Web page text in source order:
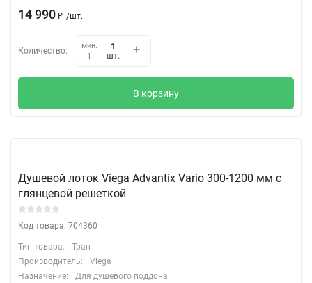
14 990 ₽ /шт.
Количество:
мин.
1
шт.
В корзину
Душевой лоток Viega Advantix Vario 300-1200 мм с
глянцевой решеткой
Код товара: 704360
Тип товара:
Трап
Производитель:
Viega
Назначение:
Для душевого поддона